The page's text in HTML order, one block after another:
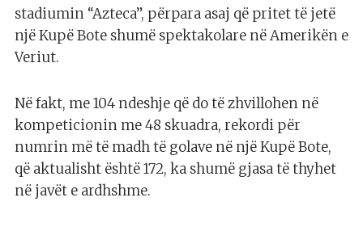
stadiumin “Azteca”, përpara asaj që pritet të jetë
një Kupë Bote shumë spektakolare në Amerikën e
Veriut.
Në fakt, me 104 ndeshje që do të zhvillohen në
kompeticionin me 48 skuadra, rekordi për
numrin më të madh të golave në një Kupë Bote,
që aktualisht është 172, ka shumë gjasa të thyhet
në javët e ardhshme.